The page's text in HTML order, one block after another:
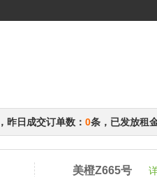
昨日成交订单数： 0条，已发放租
美橙Z665号